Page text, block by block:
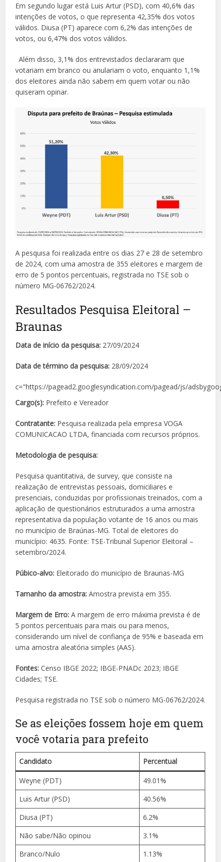
Em segundo lugar está Luis Artur (PSD), com 40,6% das
intenções de votos, o que representa 42,35% dos votos
válidos. Diusa (PT) aparece com 6,2% das intenções de
votos, ou 6,47% dos votos válidos.
Além disso, 3,1% dos entrevistados declararam que
votariam em branco ou anulariam o voto, enquanto 1,1%
dos eleitores ainda não sabem em quem votar ou não
quiseram opinar.
A pesquisa foi realizada entre os dias 27 e 28 de setembro
de 2024, com uma amostra de 355 eleitores e margem de
erro de 5 pontos percentuais, registrada no TSE sob o
número MG-06762/2024.
Resultados Pesquisa Eleitoral –
Braunas
Data de início da pesquisa: 27/09/2024
Data de término da pesquisa: 28/09/2024
c="https://pagead2.googlesyndication.com/pagead/js/
Cargo(s): Prefeito e Vereador
Contratante: Pesquisa realizada pela empresa VOGA
COMUNICACAO LTDA, financiada com recursos próprios.
Metodologia de pesquisa:
Pesquisa quantitativa, de survey, que consiste na
realização de entrevistas pessoais, domiciliares e
presenciais, conduzidas por profissionais treinados, com a
aplicação de questionários estruturados a uma amostra
representativa da população votante de 16 anos ou mais
no município de Braúnas-MG. Total de eleitores do
município: 4635. Fonte: TSE-Tribunal Superior Eleitoral –
setembro/2024.
Púbico-alvo: Eleitorado do município de Braunas-MG
Tamanho da amostra: Amostra prevista em 355.
Margem de Erro: A margem de erro máxima prevista é de
5 pontos percentuais para mais ou para menos,
considerando um nível de confiança de 95% e baseada em
uma amostra aleatória simples (AAS).
Fontes: Censo IBGE 2022; IBGE-PNADc 2023; IBGE
Cidades; TSE.
Pesquisa registrada no TSE sob o número MG-06762/2024.
Se as eleições fossem hoje em quem
você votaria para prefeito
Candidato Percentual
Weyne (PDT)
49.01%
Luis Artur (PSD)
40.56%
Diusa (PT)
6.2%
Não sabe/Não opinou
3.1%
Branco/Nulo
1.13%